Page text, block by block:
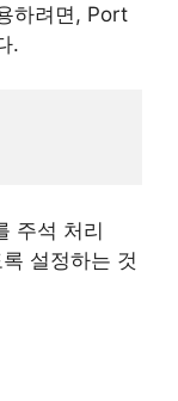
하려면, Port
.
주석 처리
설정하는 것